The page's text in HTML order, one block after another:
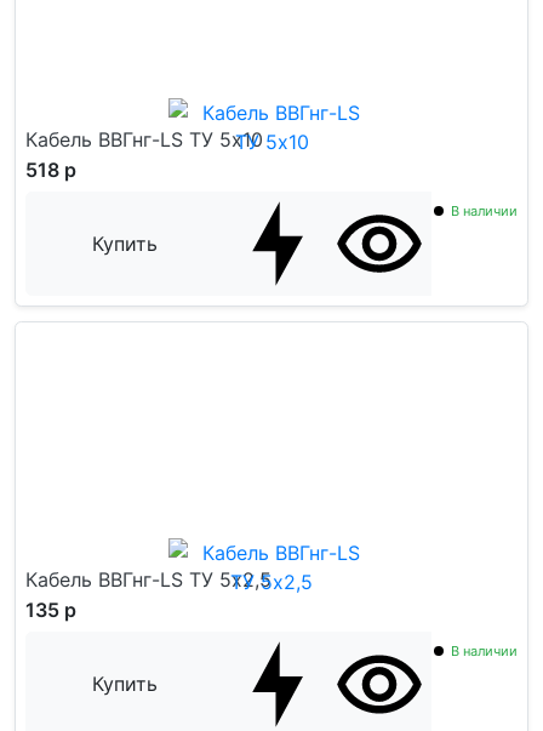
Кабель ВВГнг-LS ТУ 5x10
518 р
Купить
В наличии
Кабель ВВГнг-LS ТУ 5x2,5
135 р
Купить
В наличии